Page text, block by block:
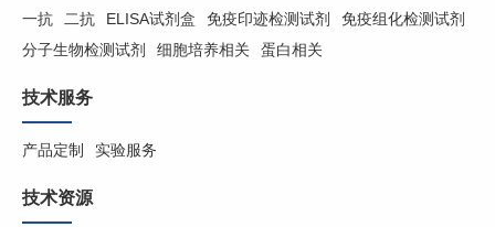
一抗 二抗 ELISA试剂盒 免疫印迹检测试剂
免疫组化检测试剂
分子生物检测试剂
细胞培养相关 蛋白相关
技术服务
产品定制 实验服务
技术资源